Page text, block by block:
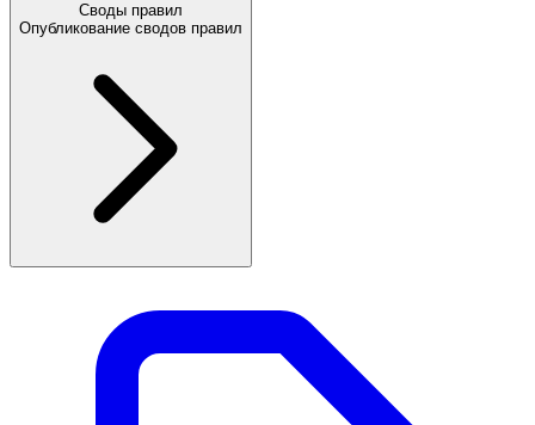
Своды правил
Опубликование сводов правил